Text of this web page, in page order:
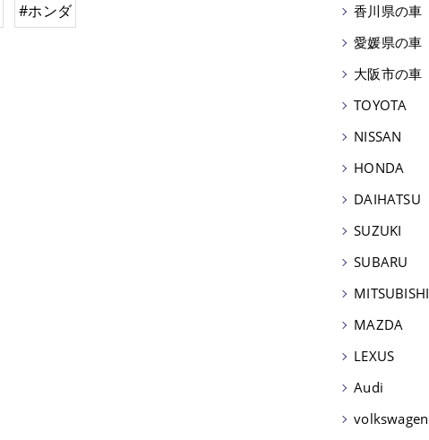
#ホンダ
香川県の車
愛媛県の車
大阪市の車
TOYOTA
NISSAN
HONDA
DAIHATSU
SUZUKI
SUBARU
MITSUBISHI
MAZDA
LEXUS
Audi
volkswagen